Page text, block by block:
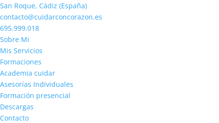
San Roque, Cádiz (España)
contacto@cuidarconcorazon.es
695.999.018
Sobre Mi
Mis Servicios
Formaciones
Academia cuidar
Asesorías Individuales
Formación presencial
Descargas
Contacto